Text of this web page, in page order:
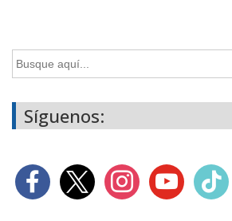
Buscar:
Síguenos: